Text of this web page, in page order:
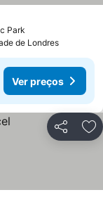
Park
de Londres
Ver preços
Partilhar